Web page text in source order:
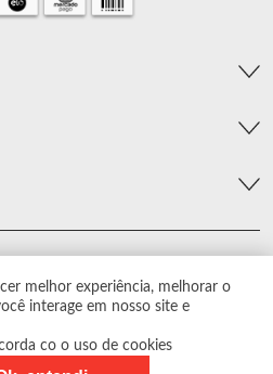
melhor experiência, melhorar o
interage em nosso site e
co o uso de cookies
os direitos reservados.
Preços e estoque sujeito a alterações sem
aviso prévio.